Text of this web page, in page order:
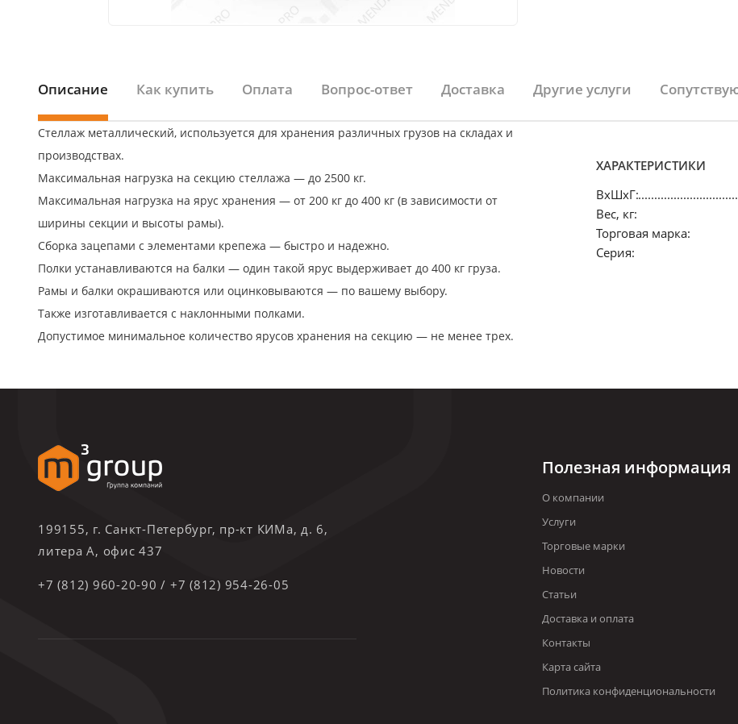
Описание Как купить Оплата Вопрос-ответ Доставка Другие услуги
Стеллаж металлический, используется для хранения различных грузов на складах и
производствах.
Максимальная нагрузка на секцию стеллажа — до 2500 кг.
Максимальная нагрузка на ярус хранения — от 200 кг до 400 кг (в зависимости от
ширины секции и высоты рамы).
Сборка зацепами с элементами крепежа — быстро и надежно.
Полки устанавливаются на балки — один такой ярус выдерживает до 400 кг груза.
Рамы и балки окрашиваются или оцинковываются — по вашему выбору.
Также изготавливается с наклонными полками.
Допустимое минимальное количество ярусов хранения на секцию — не менее трех.
ХАРАКТЕРИСТИКИ
ВхШхГ:
Вес, кг:
Торговая марка:
Серия:
199155, г. Санкт-Петербург, пр-кт КИМа, д. 6,
литера А, офис 437
+7 (812) 960-20-90 / +7 (812) 954-26-05
Полезная информация
О компании
Услуги
Торговые марки
Новости
Статьи
Доставка и оплата
Контакты
Карта сайта
Политика конфиденциональности